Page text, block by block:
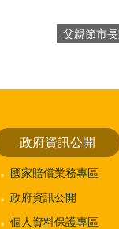
父親節市
政府資訊公開
國家賠償業務專區
政府資訊公開
個人資料保護專區